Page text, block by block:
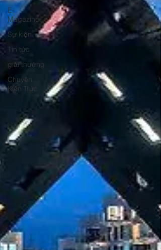
E-
Magazine
Sự kiện
Tin tức
giải thưởng
Chuyện
Kiến Trúc